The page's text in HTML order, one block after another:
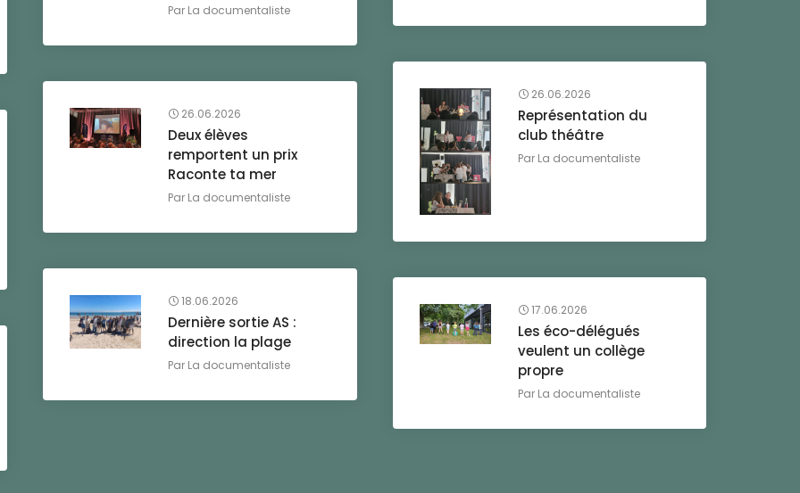
Par La documentaliste
26.06.2026
Représentation du
club théâtre
Par La documentaliste
26.06.2026
Deux élèves
remportent un prix
Raconte ta mer
Par La documentaliste
18.06.2026
Dernière sortie AS :
direction la plage
Par La documentaliste
17.06.2026
Les éco-délégués
veulent un collège
propre
Par La documentaliste